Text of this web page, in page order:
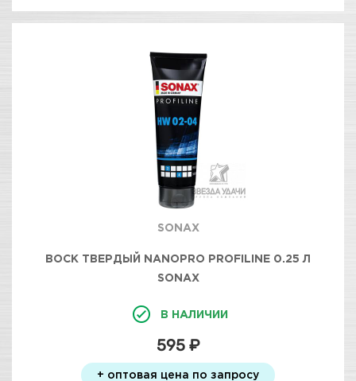
SONAX
ВОСК ТВЕРДЫЙ NANOPRO PROFILINE 0.25 Л
SONAX
В НАЛИЧИИ
595 ₽
+ оптовая цена по запросу